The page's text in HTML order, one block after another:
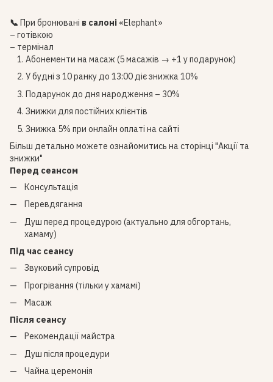
📞 При бронювані в салоні «Elephant»
– готівкою
– термінал
Абонементи на масаж (5 масажів → +1 у подарунок)
У будні з 10 ранку до 13:00 діє знижка 10%
Подарунок до дня народження – 30%
Знижки для постійних клієнтів
Знижка 5% при онлайн оплаті на сайті
Більш детально можете ознайомитись на сторінці "Акції та
знижки"
Перед сеансом
Консультація
Перевдягання
Душ перед процедурою (актуально для обгортань,
хамаму)
Під час сеансу
Звуковий супровід
Прогрівання (тільки у хамамі)
Масаж
Після сеансу
Рекомендації майстра
Душ після процедури
Чайна церемонія